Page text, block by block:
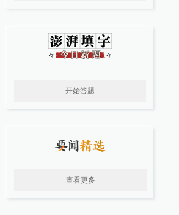
开始答题
查看更多